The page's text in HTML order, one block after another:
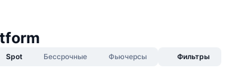
Spot Бессрочные Фьючерсы Фильтры